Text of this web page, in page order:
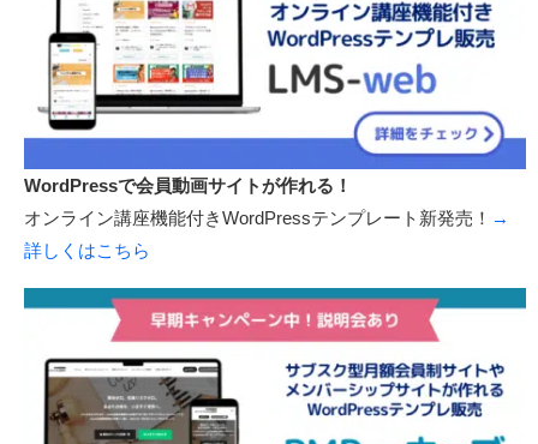
ノーコードでWordPressサイトが作れる！
WordPressテンプレート新発売！→詳しくはこちら